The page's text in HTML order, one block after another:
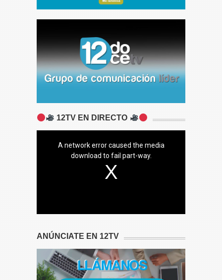
12TV EN DIRECTO
A network error caused the media
download to fail part-way.
ANÚNCIATE EN 12TV